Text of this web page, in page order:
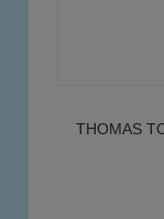
THOMAS